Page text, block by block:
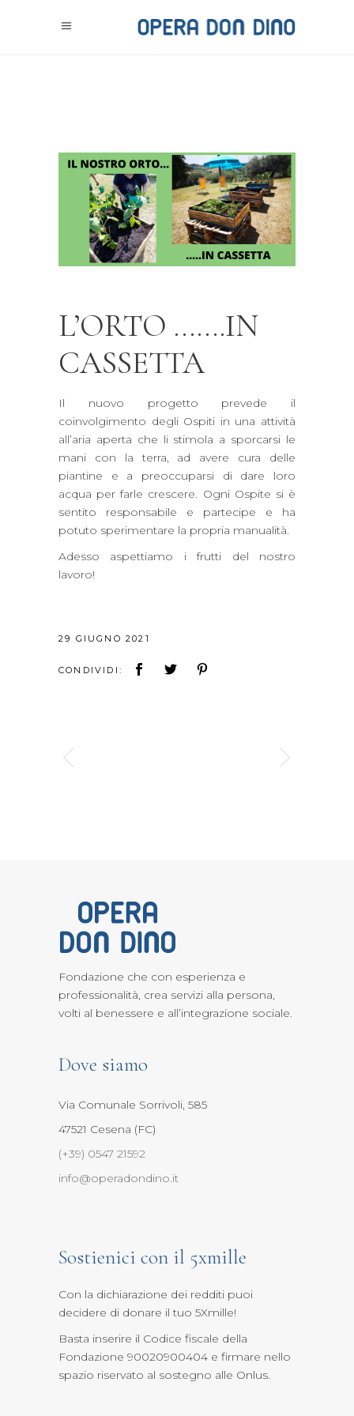
L’ORTO …….IN
CASSETTA
Il nuovo progetto prevede il
coinvolgimento degli Ospiti in una attività
all’aria aperta che li stimola a sporcarsi le
mani con la terra, ad avere cura delle
piantine e a preoccuparsi di dare loro
acqua per farle crescere. Ogni Ospite si è
sentito responsabile e partecipe e ha
potuto sperimentare la propria manualità.
Adesso aspettiamo i frutti del nostro
lavoro!
29 GIUGNO 2021
CONDIVIDI:
Fondazione che con esperienza e
professionalità, crea servizi alla persona,
volti al benessere e all’integrazione sociale.
Dove siamo
Via Comunale Sorrivoli, 585
47521 Cesena (FC)
(+39) 0547 21592
info@operadondino.it
Sostienici con il 5xmille
Con la dichiarazione dei redditi puoi
decidere di donare il tuo 5Xmille!
Basta inserire il Codice fiscale della
Fondazione 90020900404 e firmare nello
spazio riservato al sostegno alle Onlus.